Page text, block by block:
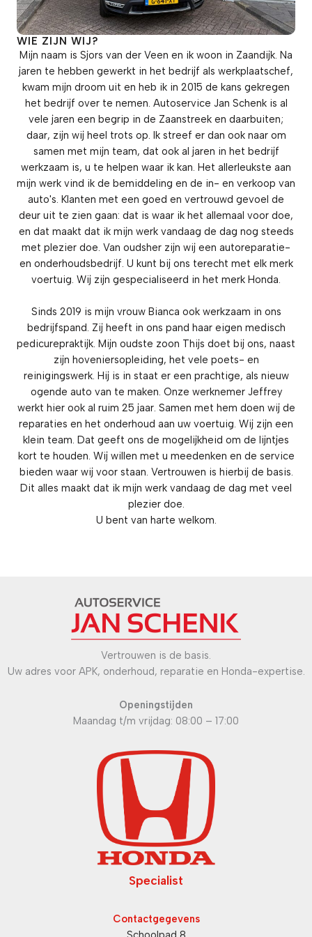
WIE ZIJN WIJ?
Mijn naam is Sjors van der Veen en ik woon in Zaandijk. Na
jaren te hebben gewerkt in het bedrijf als werkplaatschef,
kwam mijn droom uit en heb ik in 2015 de kans gekregen
het bedrijf over te nemen. Autoservice Jan Schenk is al
vele jaren een begrip in de Zaanstreek en daarbuiten;
daar, zijn wij heel trots op. Ik streef er dan ook naar om
samen met mijn team, dat ook al jaren in het bedrijf
werkzaam is, u te helpen waar ik kan. Het allerleukste aan
mijn werk vind ik de bemiddeling en de in- en verkoop van
auto's. Klanten met een goed en vertrouwd gevoel de
deur uit te zien gaan: dat is waar ik het allemaal voor doe,
en dat maakt dat ik mijn werk vandaag de dag nog steeds
met plezier doe. Van oudsher zijn wij een autoreparatie-
en onderhoudsbedrijf. U kunt bij ons terecht met elk merk
voertuig. Wij zijn gespecialiseerd in het merk Honda.
Sinds 2019 is mijn vrouw Bianca ook werkzaam in ons
bedrijfspand. Zij heeft in ons pand haar eigen medisch
pedicurepraktijk. Mijn oudste zoon Thijs doet bij ons, naast
zijn hoveniersopleiding, het vele poets- en
reinigingswerk. Hij is in staat er een prachtige, als nieuw
ogende auto van te maken. Onze werknemer Jeffrey
werkt hier ook al ruim 25 jaar. Samen met hem doen wij de
reparaties en het onderhoud aan uw voertuig. Wij zijn een
klein team. Dat geeft ons de mogelijkheid om de lijntjes
kort te houden. Wij willen met u meedenken en de service
bieden waar wij voor staan. Vertrouwen is hierbij de basis.
Dit alles maakt dat ik mijn werk vandaag de dag met veel
plezier doe.
U bent van harte welkom.
Vertrouwen is de basis.
Uw adres voor APK, onderhoud, reparatie en Honda-expertise.
Openingstijden
Maandag t/m vrijdag: 08:00 – 17:00
Specialist
Contactgegevens